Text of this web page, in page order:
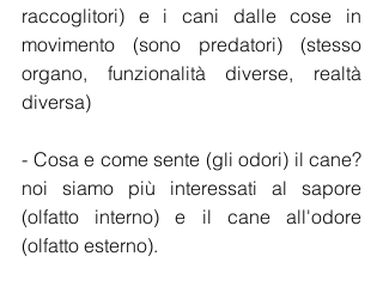
raccoglitori) e i cani dalle cose in
movimento (sono predatori) (stesso
organo, funzionalità diverse, realtà
diversa)
- Cosa e come sente (gli odori) il cane?
noi siamo più interessati al sapore
(olfatto interno) e il cane all'odore
(olfatto esterno).